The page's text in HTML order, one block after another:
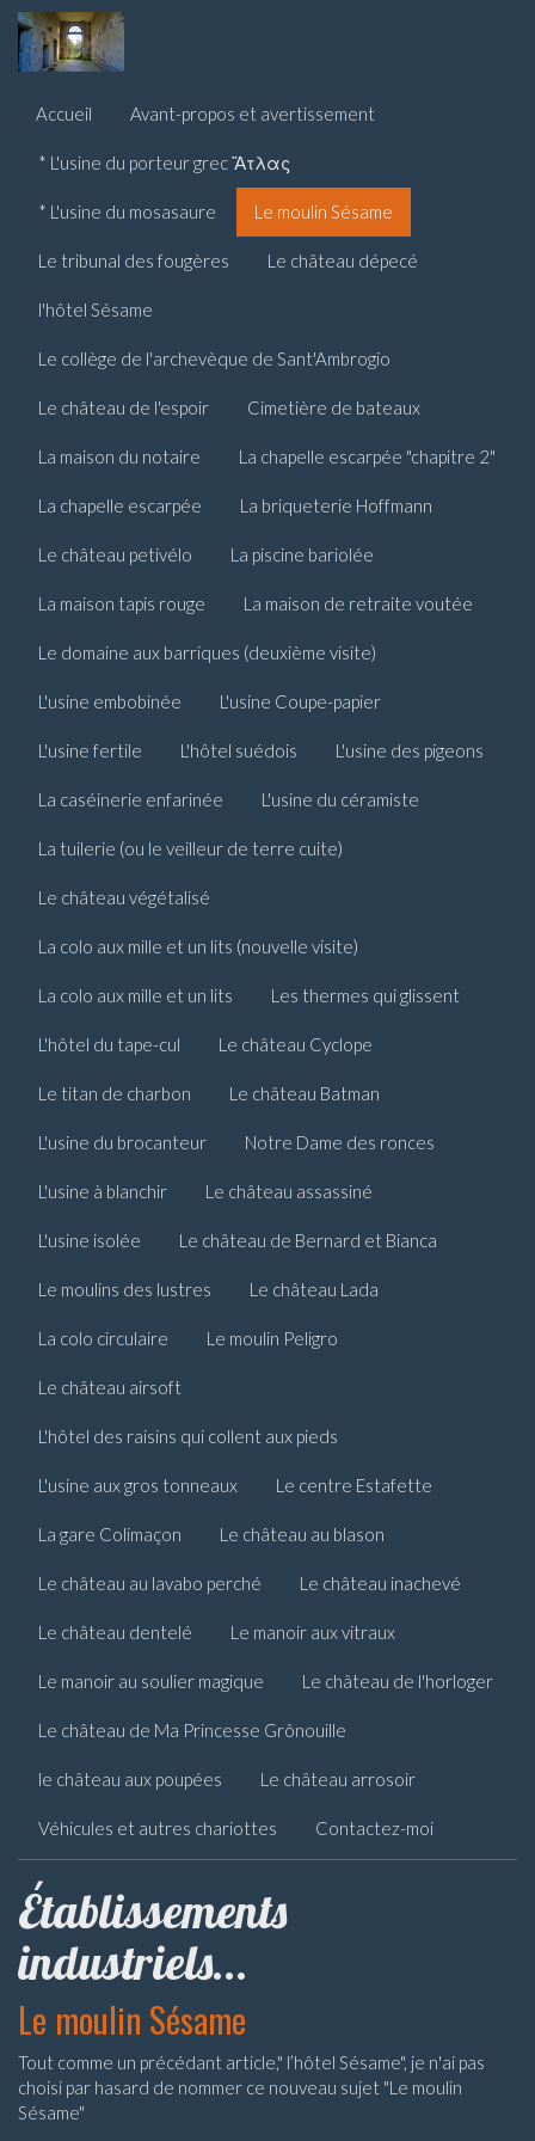
Accueil Avant-propos et avertissement
* L'usine du porteur grec Ἄτλας
* L'usine du mosasaure Le moulin Sésame
Le tribunal des fougères Le château dépecé
l'hôtel Sésame
Le collège de l'archevèque de Sant'Ambrogio
Le château de l'espoir Cimetière de bateaux
La maison du notaire La chapelle escarpée "chapitre 2"
La chapelle escarpée La briqueterie Hoffmann
Le château petivélo La piscine bariolée
La maison tapis rouge La maison de retraite voutée
Le domaine aux barriques (deuxième visite)
L'usine embobinée L'usine Coupe-papier
L'usine fertile L'hôtel suédois L'usine des pigeons
La caséinerie enfarinée L'usine du céramiste
La tuilerie (ou le veilleur de terre cuite)
Le château végétalisé
La colo aux mille et un lits (nouvelle visite)
La colo aux mille et un lits Les thermes qui glissent
L'hôtel du tape-cul Le château Cyclope
Le titan de charbon Le château Batman
L'usine du brocanteur Notre Dame des ronces
L'usine à blanchir Le château assassiné
L'usine isolée Le château de Bernard et Bianca
Le moulins des lustres Le château Lada
La colo circulaire Le moulin Peligro
Le château airsoft
L'hôtel des raisins qui collent aux pieds
L'usine aux gros tonneaux Le centre Estafette
La gare Colimaçon Le château au blason
Le château au lavabo perché Le château inachevé
Le château dentelé Le manoir aux vitraux
Le manoir au soulier magique Le château de l'horloger
Le château de Ma Princesse Grônouille
le château aux poupées Le château arrosoir
Véhicules et autres chariottes Contactez-moi
Établissements
industriels...
Le moulin Sésame
Tout comme un précédant article," l’hôtel Sésame", je n'ai pas
choisi par hasard de nommer ce nouveau sujet "Le moulin
Sésame"